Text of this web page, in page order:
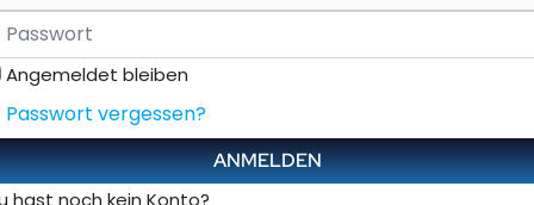
Angemeldet bleiben
Passwort vergessen?
ANMELDEN
hast noch kein Konto?